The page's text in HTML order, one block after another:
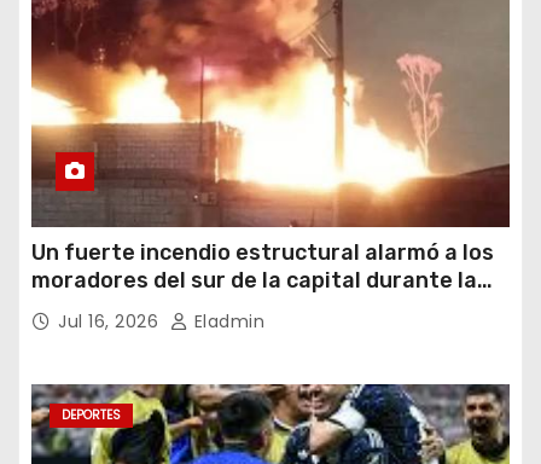
Un fuerte incendio estructural alarmó a los
moradores del sur de la capital durante la
noche del miércoles 15 de julio de 2026
Jul 16, 2026 Eladmin
DEPORTES